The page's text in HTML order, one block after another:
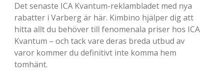
Det senaste ICA Kvantum-reklambladet med nya
rabatter i Varberg är här. Kimbino hjälper dig att
hitta allt du behöver till fenomenala priser hos ICA
Kvantum – och tack vare deras breda utbud av
varor kommer du definitivt inte komma hem
tomhänt.